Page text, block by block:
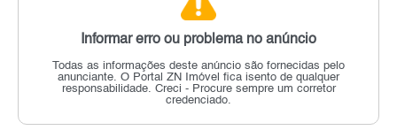
Informar erro ou problema no anúncio
Todas as informações deste anúncio são fornecidas pelo
anunciante. O Portal ZN Imóvel fica isento de qualquer
responsabilidade. Creci - Procure sempre um corretor
credenciado.